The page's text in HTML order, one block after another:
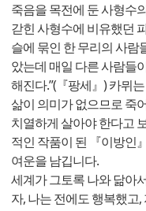
죽음을 목전에 둔 사형수
갇힌 사형수에 비유했던
슬에 묶인 한 무리의 사람
았는데 매일 다른 사람들
해진다.”(『팡세』) 카뮈
삶이 의미가 없으므로 죽
치열하게 살아야 한다고
적인 작품이 된 『이방인
여운을 남깁니다.
세계가 그토록 나와 닮아
자, 나는 전에도 행복했고